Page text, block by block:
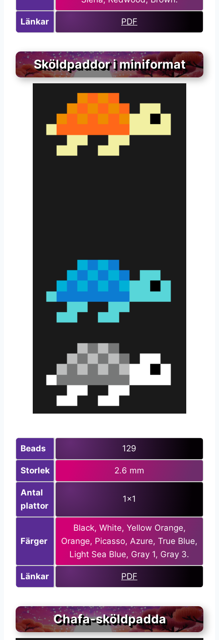
Länkar PDF
Sköldpaddor i miniformat
Beads 129
Storlek 2.6 mm
Antal
plattor
1×1
Färger
Black, White, Yellow Orange,
Orange, Picasso, Azure, True Blue,
Light Sea Blue, Gray 1, Gray 3.
Länkar PDF
Chafa-sköldpadda